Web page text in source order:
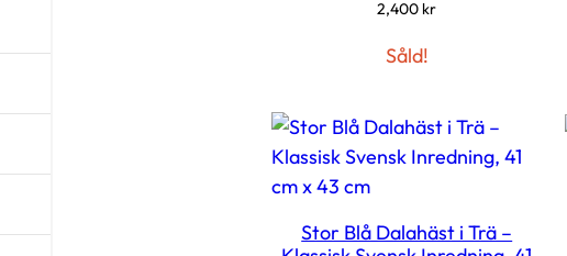
2,400 kr
Såld!
Stor Blå Dalahäst i Trä –